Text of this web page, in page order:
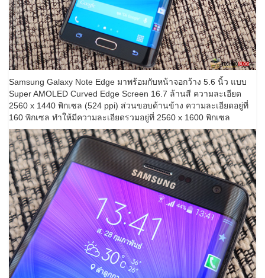
Samsung Galaxy Note Edge มาพร้อมกับหน้าจอกว้าง 5.6 นิ้ว แบบ
Super AMOLED Curved Edge Screen 16.7 ล้านสี ความละเอียด
2560 x 1440 พิกเซล (524 ppi) ส่วนขอบด้านข้าง ความละเอียดอยู่ที่
160 พิกเซล ทำให้มีความละเอียดรวมอยู่ที่ 2560 x 1600 พิกเซล